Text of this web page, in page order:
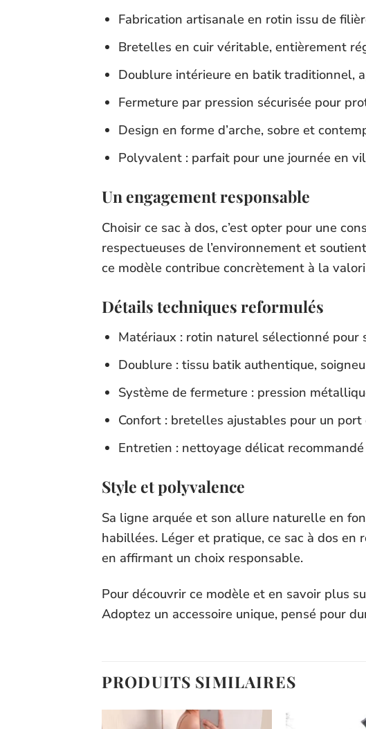
Fabrication artisanale en rotin issu de
Bretelles en cuir véritable, entièrement
Doublure intérieure en batik traditionnel,
Fermeture par pression sécurisée pour
Design en forme d’arche, sobre et
Polyvalent : parfait pour une journée en
Un engagement responsable
Choisir ce sac à dos, c’est opter pour une
respectueuses de l’environnement et
ce modèle contribue concrètement à la
Détails techniques reformulés
Matériaux : rotin naturel sélectionné
Doublure : tissu batik authentique,
Système de fermeture : pression
Confort : bretelles ajustables pour un
Entretien : nettoyage délicat
Style et polyvalence
Sa ligne arquée et son allure naturelle en
habillées. Léger et pratique, ce sac à dos
en affirmant un choix responsable.
Pour découvrir ce modèle et en savoir plus
Adoptez un accessoire unique, pensé pour
PRODUITS SIMILAIRES